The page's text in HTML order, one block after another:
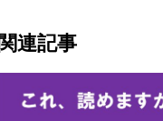
関連記事